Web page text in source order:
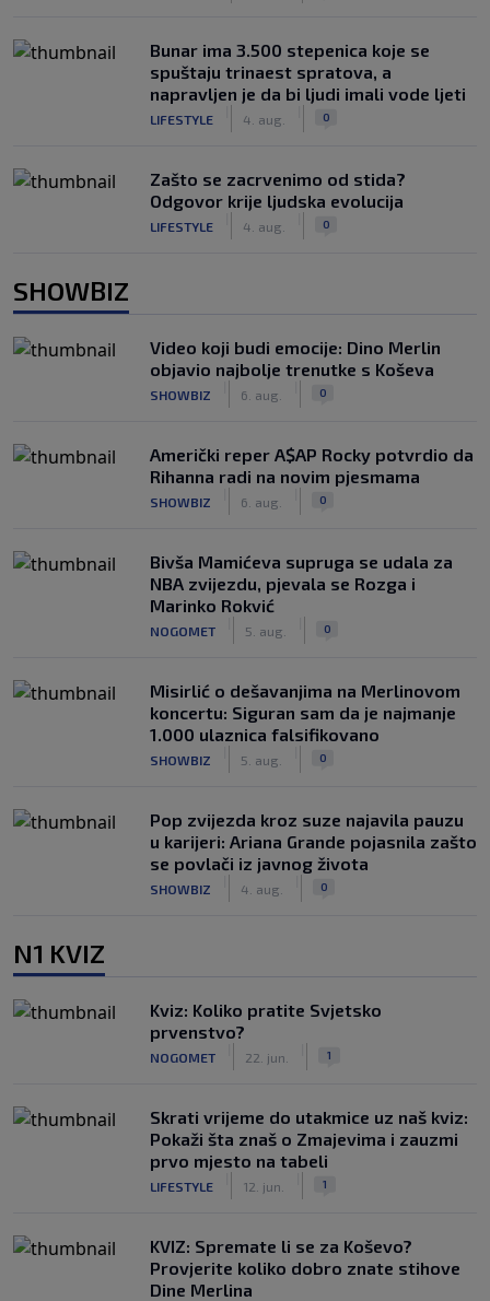
Bunar imа 3.500 stepenica koje se
spuštaju trinaest spratova, a
napravljen je da bi ljudi imali vode ljeti
LIFESTYLE 4. aug. 0
Zašto se zacrvenimo od stida?
Odgovor krije ljudska evolucija
LIFESTYLE 4. aug. 0
SHOWBIZ
Video koji budi emocije: Dino Merlin
objavio najbolje trenutke s Koševa
SHOWBIZ 6. aug. 0
Američki reper A$AP Rocky potvrdio da
Rihanna radi na novim pjesmama
SHOWBIZ 6. aug. 0
Bivša Mamićeva supruga se udala za
NBA zvijezdu, pjevala se Rozga i
Marinko Rokvić
NOGOMET 5. aug. 0
Misirlić o dešavanjima na Merlinovom
koncertu: Siguran sam da je najmanje
1.000 ulaznica falsifikovano
SHOWBIZ 5. aug. 0
Pop zvijezda kroz suze najavila pauzu
u karijeri: Ariana Grande pojasnila zašto
se povlači iz javnog života
SHOWBIZ 4. aug. 0
N1 KVIZ
Kviz: Koliko pratite Svjetsko
prvenstvo?
NOGOMET 22. jun. 1
Skrati vrijeme do utakmice uz naš kviz:
Pokaži šta znaš o Zmajevima i zauzmi
prvo mjesto na tabeli
LIFESTYLE 12. jun. 1
KVIZ: Spremate li se za Koševo?
Provjerite koliko dobro znate stihove
Dine Merlina